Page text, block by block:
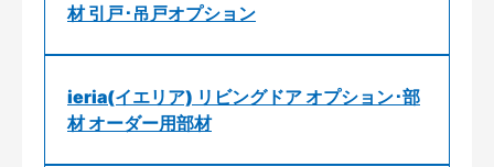
材 引戸･吊戸オプション
ieria(イエリア) リビングドア オプション･部
材 オーダー用部材